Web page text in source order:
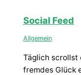
Social Feed
Allgemein
Täglich scrollst
fremdes Glück